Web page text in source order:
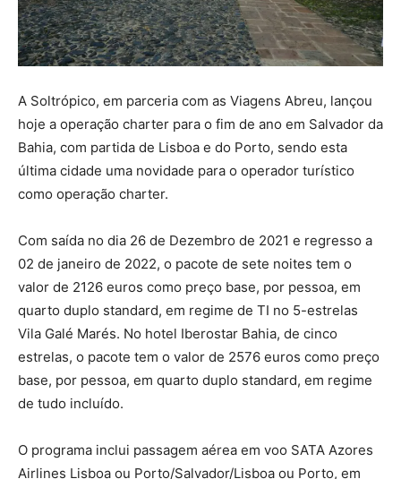
A Soltrópico, em parceria com as Viagens Abreu, lançou
hoje a operação charter para o fim de ano em Salvador da
Bahia, com partida de Lisboa e do Porto, sendo esta
última cidade uma novidade para o operador turístico
como operação charter.
Com saída no dia 26 de Dezembro de 2021 e regresso a
02 de janeiro de 2022, o pacote de sete noites tem o
valor de 2126 euros como preço base, por pessoa, em
quarto duplo standard, em regime de TI no 5-estrelas
Vila Galé Marés. No hotel Iberostar Bahia, de cinco
estrelas, o pacote tem o valor de 2576 euros como preço
base, por pessoa, em quarto duplo standard, em regime
de tudo incluído.
O programa inclui passagem aérea em voo SATA Azores
Airlines Lisboa ou Porto/Salvador/Lisboa ou Porto, em